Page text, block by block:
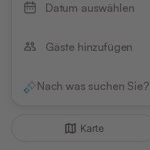
Datum auswählen
Gäste hinzufügen
Nach was suchen Sie?
Karte